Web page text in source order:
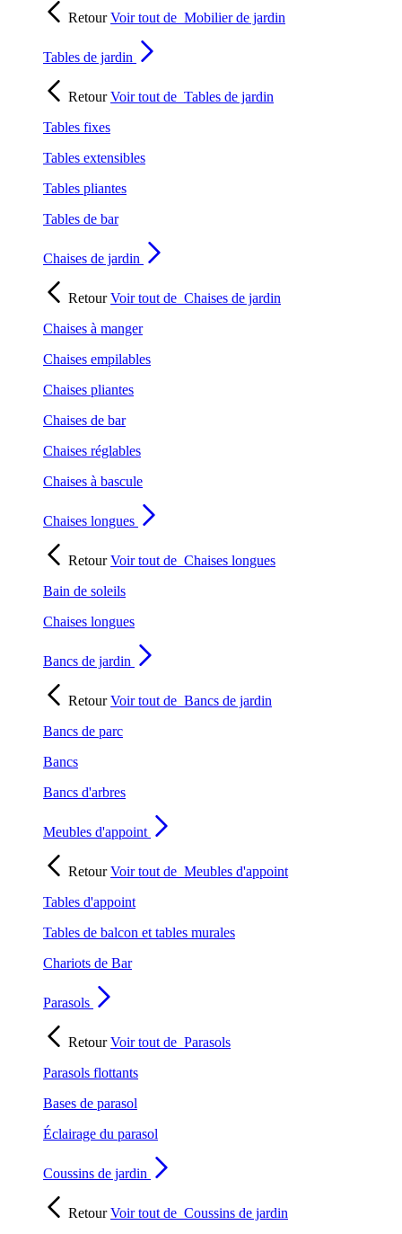
RetourVoir tout de Mobilier de jardin
Tables de jardin
RetourVoir tout de Tables de jardin
Tables fixes
Tables extensibles
Tables pliantes
Tables de bar
Chaises de jardin
RetourVoir tout de Chaises de jardin
Chaises à manger
Chaises empilables
Chaises pliantes
Chaises de bar
Chaises réglables
Chaises à bascule
Chaises longues
RetourVoir tout de Chaises longues
Bain de soleils
Chaises longues
Bancs de jardin
RetourVoir tout de Bancs de jardin
Bancs de parc
Bancs
Bancs d'arbres
Meubles d'appoint
RetourVoir tout de Meubles d'appoint
Tables d'appoint
Tables de balcon et tables murales
Chariots de Bar
Parasols
RetourVoir tout de Parasols
Parasols flottants
Bases de parasol
Éclairage du parasol
Coussins de jardin
RetourVoir tout de Coussins de jardin